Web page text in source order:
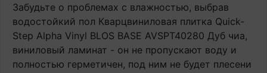
Забудьте о проблемах с влажностью, выбрав
водостойкий пол Кварцвиниловая плитка Quick-
Step Alpha Vinyl BLOS BASE AVSPT40280 Дуб чиа,
виниловый ламинат - он не пропускают воду и
полностью герметичен, под ним не будет плесени